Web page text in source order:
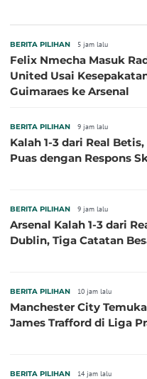
BERITA PILIHAN 5 jam lalu
Felix Nmecha Masuk
United Usai
Guimaraes ke Arsenal
BERITA PILIHAN 9 jam lalu
Kalah 1-3 dari Real
Puas dengan Respons
BERITA PILIHAN 9 jam lalu
Arsenal Kalah 1-3 dari
Dublin, Tiga Catatan
BERITA PILIHAN 10 jam lalu
Manchester City
James Trafford di Liga
BERITA PILIHAN 14 jam lalu